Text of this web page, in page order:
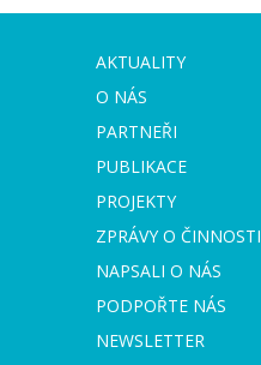
AKTUALITY
O NÁS
PARTNEŘI
PUBLIKACE
PROJEKTY
ZPRÁVY O ČINNOSTI
NAPSALI O NÁS
PODPOŘTE NÁS
NEWSLETTER